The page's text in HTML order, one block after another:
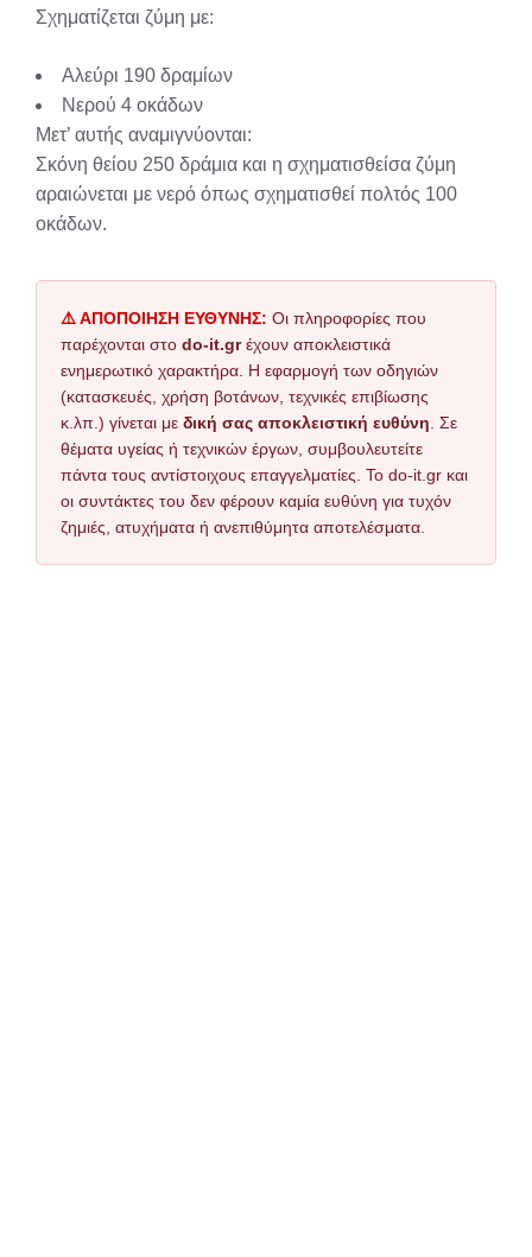
Σχηματίζεται ζύμη με:
Αλεύρι 190 δραμίων
Νερού 4 οκάδων
Μετ’ αυτής αναμιγνύονται:
Σκόνη θείου 250 δράμια και η σχηματισθείσα ζύμη
αραιώνεται με νερό όπως σχηματισθεί πολτός 100
οκάδων.
⚠️ ΑΠΟΠΟΙΗΣΗ ΕΥΘΥΝΗΣ: Οι πληροφορίες που
παρέχονται στο do-it.grέχουν αποκλειστικά
ενημερωτικό χαρακτήρα. Η εφαρμογή των οδηγιών
(κατασκευές, χρήση βοτάνων, τεχνικές επιβίωσης
κ.λπ.) γίνεται με δική σας αποκλειστική ευθύνη . Σε
θέματα υγείας ή τεχνικών έργων, συμβουλευτείτε
πάντα τους αντίστοιχους επαγγελματίες. Το do-it.gr και
οι συντάκτες του δεν φέρουν καμία ευθύνη για τυχόν
ζημιές, ατυχήματα ή ανεπιθύμητα αποτελέσματα.